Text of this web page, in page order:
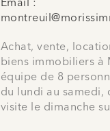
Email :
Achat, vente,
biens immobiliers à
équipe de 8
du lundi au samedi,
visite le dimanche